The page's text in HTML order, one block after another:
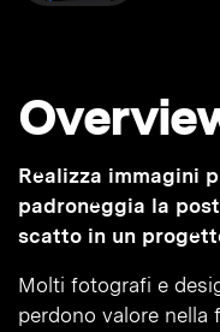
Realizza immagini
padroneggia la
scatto in un
Molti fotografi e
perdono valore nella